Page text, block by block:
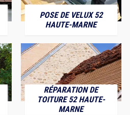
POSE DE VELUX 52
HAUTE-MARNE
RÉPARATION DE
TOITURE 52 HAUTE-
MARNE